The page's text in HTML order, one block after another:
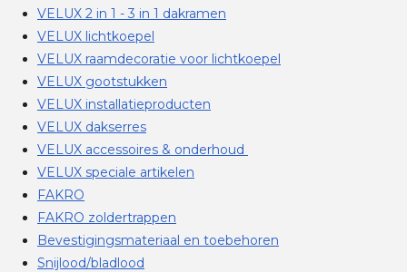
VELUX 2 in 1 - 3 in 1 dakramen
VELUX lichtkoepel
VELUX raamdecoratie voor lichtkoepel
VELUX gootstukken
VELUX installatieproducten
VELUX dakserres
VELUX accessoires & onderhoud
VELUX speciale artikelen
FAKRO
FAKRO zoldertrappen
Bevestigingsmateriaal en toebehoren
Snijlood/bladlood